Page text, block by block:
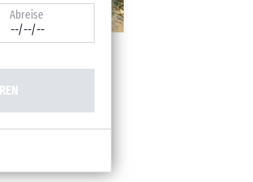
Abreise
--/--/--